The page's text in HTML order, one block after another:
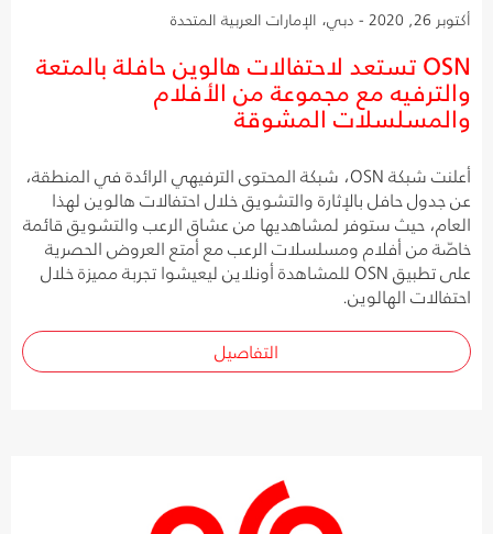
أكتوبر 26, 2020 - دبي، الإمارات العربية المتحدة
OSN تستعد لاحتفالات هالوين حافلة بالمتعة
والترفيه مع مجموعة من الأفلام
والمسلسلات المشوقة
أعلنت شبكة OSN، شبكة المحتوى الترفيهي الرائدة في المنطقة،
عن جدول حافل بالإثارة والتشويق خلال احتفالات هالوين لهذا
العام، حيث ستوفر لمشاهديها من عشاق الرعب والتشويق قائمة
خاصّة من أفلام ومسلسلات الرعب مع أمتع العروض الحصرية
على تطبيق OSN للمشاهدة أونلاين ليعيشوا تجربة مميزة خلال
احتفالات الهالوين.
التفاصيل